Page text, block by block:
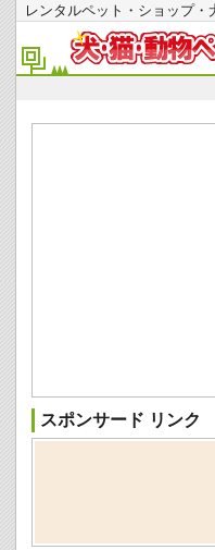
レンタルペット・ショップ
スポンサード リンク